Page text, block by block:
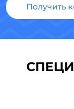
Получить